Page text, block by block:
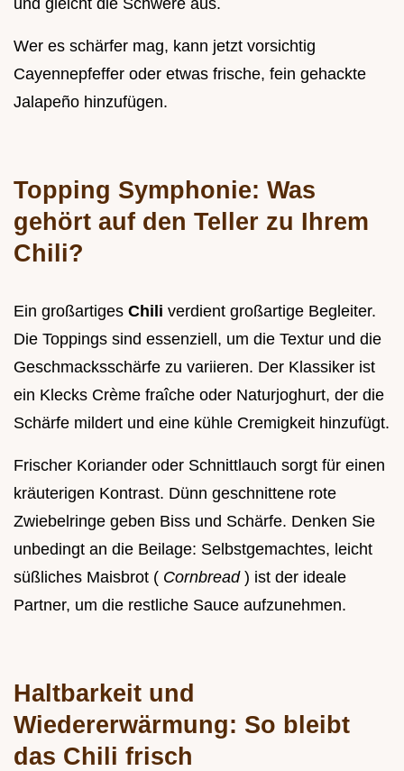
Wer es schärfer mag, kann jetzt vorsichtig
Cayennepfeffer oder etwas frische, fein gehackte
Jalapeño hinzufügen.
Topping Symphonie: Was
gehört auf den Teller zu Ihrem
Chili?
Ein großartiges Chili verdient großartige Begleiter.
Die Toppings sind essenziell, um die Textur und die
Geschmacksschärfe zu variieren. Der Klassiker ist
ein Klecks Crème fraîche oder Naturjoghurt, der die
Schärfe mildert und eine kühle Cremigkeit hinzufügt.
Frischer Koriander oder Schnittlauch sorgt für einen
kräuterigen Kontrast. Dünn geschnittene rote
Zwiebelringe geben Biss und Schärfe. Denken Sie
unbedingt an die Beilage: Selbstgemachtes, leicht
süßliches Maisbrot ( Cornbread ) ist der ideale
Partner, um die restliche Sauce aufzunehmen.
Haltbarkeit und
Wiedererwärmung: So bleibt
das Chili frisch